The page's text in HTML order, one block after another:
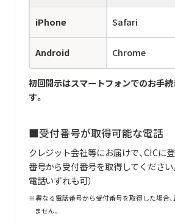
iPhone Safari
Android Chrome
初回開示はスマートフォンでのお手
す。
■受付番号が取得可能な電話
クレジット会社等にお届けで、CICに
番号から受付番号を取得してください
電話いずれも可）
異なる電話番号から受付番号を取得した場合
ません。